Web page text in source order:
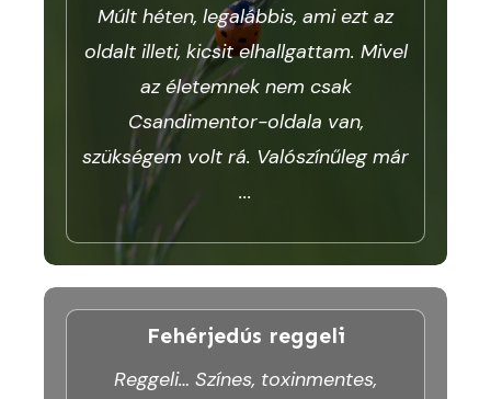
Múlt héten, legalábbis, ami ezt az
oldalt illeti, kicsit elhallgattam. Mivel
az életemnek nem csak
Csandimentor-oldala van,
szükségem volt rá. Valószínűleg már
...
Fehérjedús reggeli
Reggeli… Színes, toxinmentes,